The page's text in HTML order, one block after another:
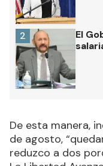
El
2
De esta manera,
de agosto,
reduzco a dos